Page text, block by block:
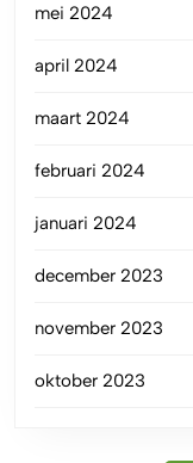
mei 2024
april 2024
maart 2024
februari 2024
januari 2024
december 2023
november 2023
oktober 2023